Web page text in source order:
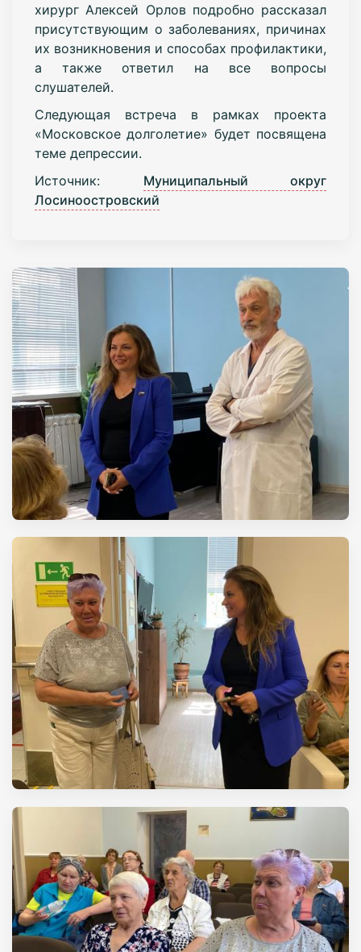
хирург Алексей Орлов подробно рассказал
присутствующим о заболеваниях, причинах
их возникновения и способах профилактики,
а также ответил на все вопросы
слушателей.
Следующая встреча в рамках проекта
«Московское долголетие» будет посвящена
теме депрессии.
Источник: Муниципальный округ
Лосиноостровский